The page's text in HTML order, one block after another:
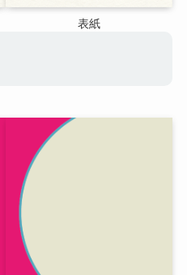
表紙